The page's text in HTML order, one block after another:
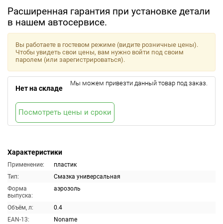
Расширенная гарантия при установке детали
в нашем автосервисе.
Характеристики
Применение:
пластик
Тип:
Смазка универсальная
Форма
выпуска:
аэрозоль
Объём, л:
0.4
EAN-13:
Noname
Вы работаете в гостевом режиме (видите розничные цены).
Чтобы увидеть свои цены, вам нужно войти под своим
паролем (или зарегистрироваться).
Нет на складе
Мы можем привезти данный товар под заказ.
Посмотреть цены и сроки